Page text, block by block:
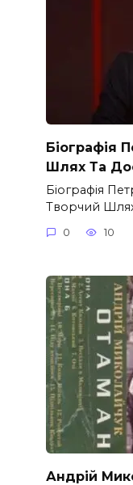
Біографія
Шлях Та
Біографія
Творчий
0 10
Андрій